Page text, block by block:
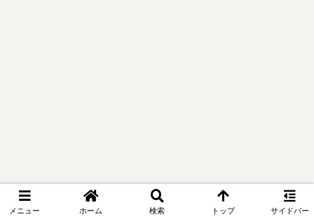
メニュー ホーム 検索 トップ サイドバー